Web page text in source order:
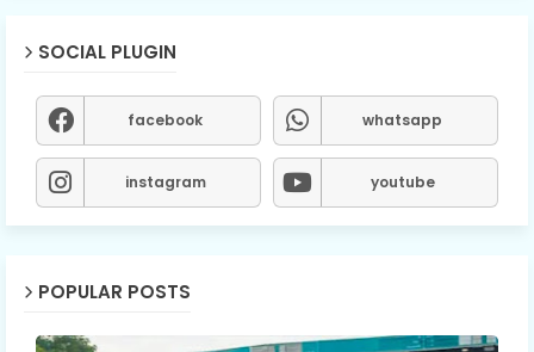
SOCIAL PLUGIN
facebook whatsapp
instagram youtube
POPULAR POSTS